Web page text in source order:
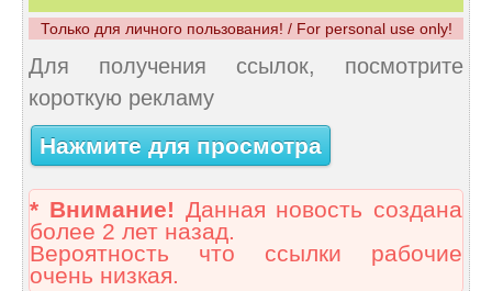
Только для личного пользования! / For personal use only!
Для получения ссылок, посмотрите
короткую рекламу
Нажмите для просмотра
* Внимание! Данная новость создана
более 2 лет назад.
Вероятность что ссылки рабочие
очень низкая.